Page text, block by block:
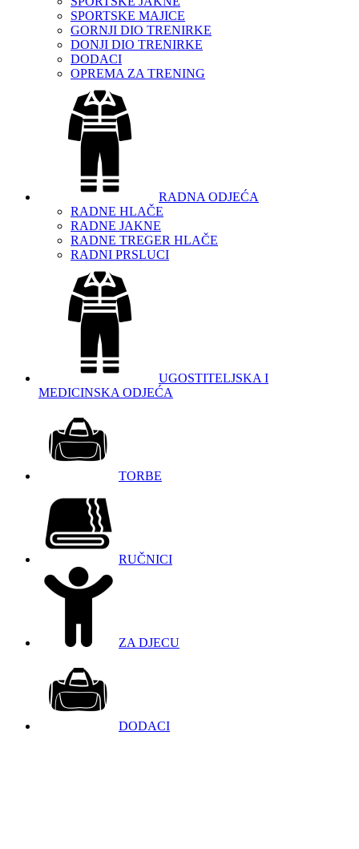
SPORTSKE MAJICE
GORNJI DIO TRENIRKE
DONJI DIO TRENIRKE
DODACI
OPREMA ZA TRENING
RADNA ODJEĆA
RADNE HLAČE
RADNE JAKNE
RADNE TREGER HLAČE
RADNI PRSLUCI
UGOSTITELJSKA I
MEDICINSKA ODJEĆA
TORBE
RUČNICI
ZA DJECU
DODACI